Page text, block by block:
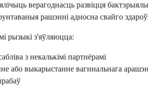
верагоднасць развіцця
рашэнні адносна свайго
рызыкі з'яўляюцца:
з некалькімі партнёрамі
або выкарыстанне вагинальнага